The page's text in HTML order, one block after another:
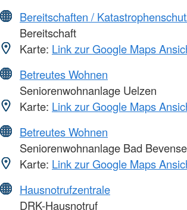
Bereitschaften /
Bereitschaft
Karte: Link zur Google Maps
Betreutes Wohnen
Seniorenwohnanlage Uelzen
Karte: Link zur Google Maps
Betreutes Wohnen
Seniorenwohnanlage Bad
Karte: Link zur Google Maps
Hausnotrufzentrale
DRK-Hausnotruf